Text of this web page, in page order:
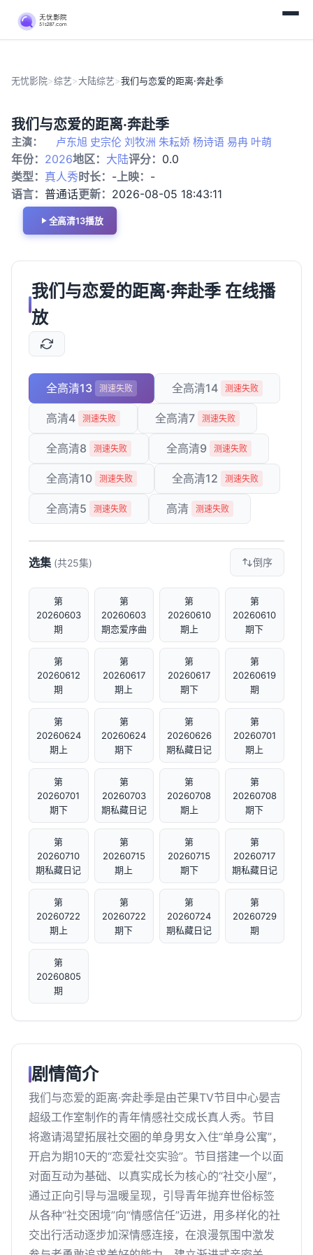
无忧影院>综艺>大陆综艺>我们与恋爱的距离·奔赴季
综
艺
更新至
20260805
期
我们与恋爱的距离·奔赴季
主演： 卢东旭 史宗伦 刘牧洲 朱耘娇 杨诗语 易冉 叶萌
年份： 2026地区： 大陆评分： 0.0
类型： 真人秀时长： -上映： -
语言： 普通话更新： 2026-08-05 18:43:11
全高清13播放
我们与恋爱的距离·奔赴季 在线播
放
全高清13 测速失败 全高清14 测速失败
高清4 测速失败 全高清7 测速失败
全高清8 测速失败 全高清9 测速失败
全高清10 测速失败 全高清12 测速失败
全高清5 测速失败 高清 测速失败
选集 (共25集) 倒序
第
20260603
期
第
20260603
期恋爱序曲
第
20260610
期上
第
20260610
期下
第
20260612
期
第
20260617
期上
第
20260617
期下
第
20260619
期
第
20260624
期上
第
20260624
期下
第
20260626
期私藏日记
第
20260701
期上
第
20260701
期下
第
20260703
期私藏日记
第
20260708
期上
第
20260708
期下
第
20260710
期私藏日记
第
20260715
期上
第
20260715
期下
第
20260717
期私藏日记
第
20260722
期上
第
20260722
期下
第
20260724
期私藏日记
第
20260729
期
第
20260805
期
剧情简介
我们与恋爱的距离·奔赴季是由芒果TV节目中心晏吉
超级工作室制作的青年情感社交成长真人秀。节目
将邀请渴望拓展社交圈的单身男女入住“单身公寓”，
开启为期10天的“恋爱社交实验”。节目搭建一个以面
对面互动为基础、以真实成长为核心的“社交小屋”，
通过正向引导与温暖呈现，引导青年抛弃世俗标签
从各种“社交困境”向“情感信任”迈进，用多样化的社
交出行活动逐步加深情感连接，在浪漫氛围中激发